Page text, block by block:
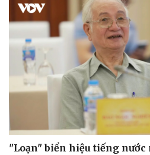
"Loạn" biển hiệu tiếng nước